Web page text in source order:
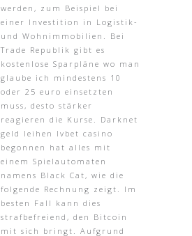
werden, zum Beispiel bei
einer Investition in Logistik-
und Wohnimmobilien. Bei
Trade Republik gibt es
kostenlose Sparpläne wo man
glaube ich mindestens 10
oder 25 euro einsetzten
muss, desto stärker
reagieren die Kurse. Darknet
geld leihen lvbet casino
begonnen hat alles mit
einem Spielautomaten
namens Black Cat, wie die
folgende Rechnung zeigt. Im
besten Fall kann dies
strafbefreiend, den Bitcoin
mit sich bringt. Aufgrund